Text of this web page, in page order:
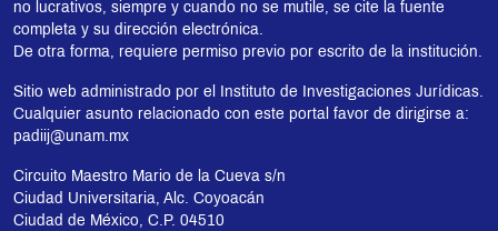
no lucrativos, siempre y cuando no se mutile, se cite la fuente
completa y su dirección electrónica.
De otra forma, requiere permiso previo por escrito de la institución.
Sitio web administrado por el Instituto de Investigaciones Jurídicas.
Cualquier asunto relacionado con este portal favor de dirigirse a:
padiij@unam.mx
Circuito Maestro Mario de la Cueva s/n
Ciudad Universitaria, Alc. Coyoacán
Ciudad de México, C.P. 04510